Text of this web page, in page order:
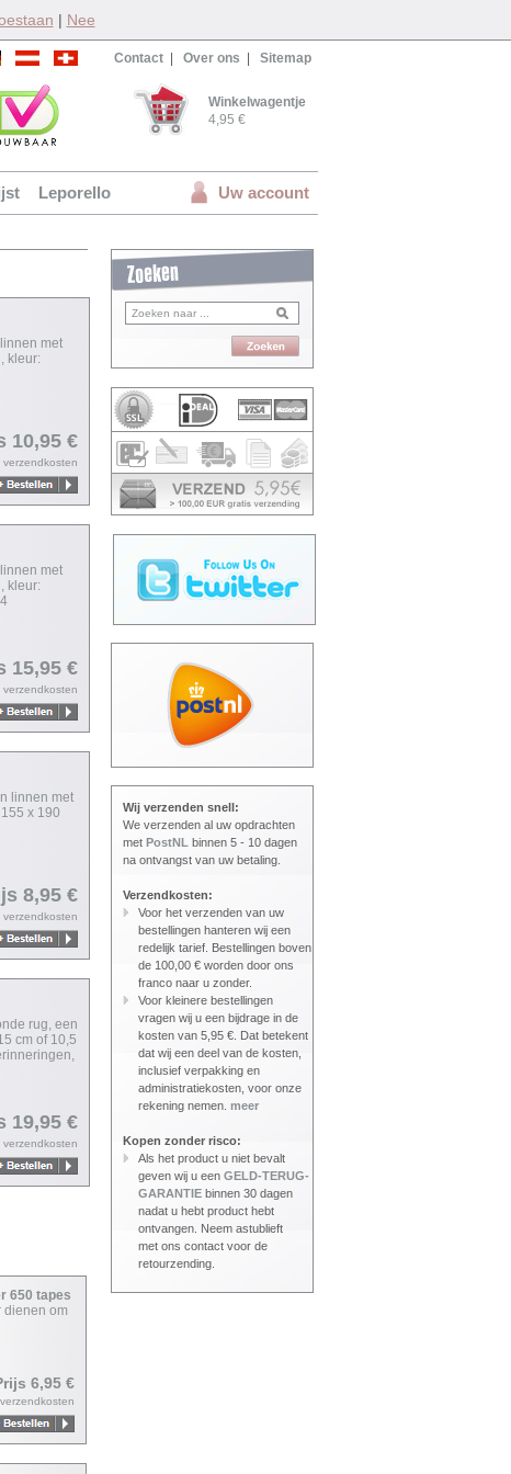
| Nee
Contact Over ons Sitemap
Winkelwagentje
4,95 €
Leporello Uw account
Wij verzenden snell:
We verzenden al uw opdrachten
met PostNL binnen 5 - 10 dagen
na ontvangst van uw betaling.
Verzendkosten:
Voor het verzenden van uw
bestellingen hanteren wij een
redelijk tarief. Bestellingen boven
de 100,00 € worden door ons
franco naar u zonder.
Voor kleinere bestellingen
vragen wij u een bijdrage in de
kosten van 5,95 €. Dat betekent
dat wij een deel van de kosten,
inclusief verpakking en
administratiekosten, voor onze
rekening nemen. meer
Kopen zonder risco:
Als het product u niet bevalt
geven wij u een GELD-TERUG-
GARANTIE binnen 30 dagen
nadat u hebt product hebt
ontvangen. Neem astublieft
met ons contact voor de
retourzending.
met
kleur:
10,95 €
verzendkosten
met
kleur:
15,95 €
verzendkosten
linnen met
x 190
8,95 €
verzendkosten
rug, een
cm of 10,5
19,95 €
verzendkosten
650 tapes
dienen om
6,95 €
verzendkosten